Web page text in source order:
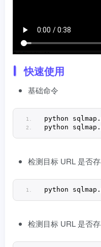
快速使用
基础命令
python sqlmap.
python sqlmap.
检测目标 URL 是否
python sqlmap.
检测目标 URL 是否